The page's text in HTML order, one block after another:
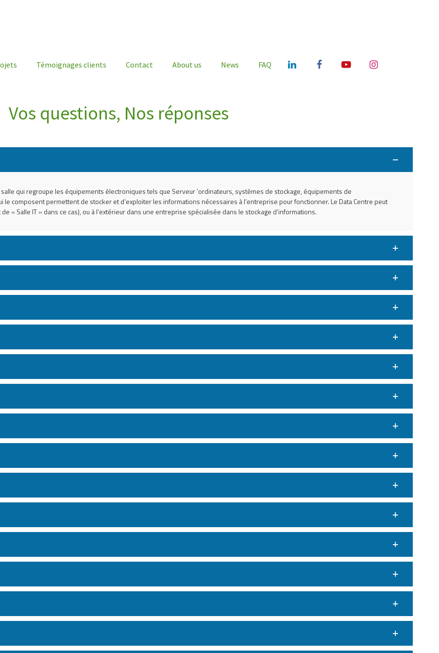
Témoignages clients Contact About us News FAQ
Vos questions, Nos réponses
qui regroupe les équipements électroniques tels que Serveur ’ordinateurs, systèmes de stockage, équipements de
composent permettent de stocker et d’exploiter les informations nécessaires à l’entreprise pour fonctionner. Le Data Centre peut
« Salle IT » dans ce cas), ou à l’extérieur dans une entreprise spécialisée dans le stockage d’informations.